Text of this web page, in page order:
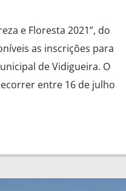
e Floresta 2021”, do
as inscrições para
de Vidigueira. O
entre 16 de julho